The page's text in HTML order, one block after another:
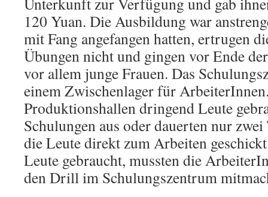
120 Yuan. Die Ausbildung war
mit Fang angefangen hatten, ertrugen
Übungen nicht und gingen vor Ende
vor allem junge Frauen. Das
einem Zwischenlager für
Produktionshallen dringend Leute
Schulungen aus oder dauerten nur
die Leute direkt zum Arbeiten
Leute gebraucht, mussten die
den Drill im Schulungszentrum